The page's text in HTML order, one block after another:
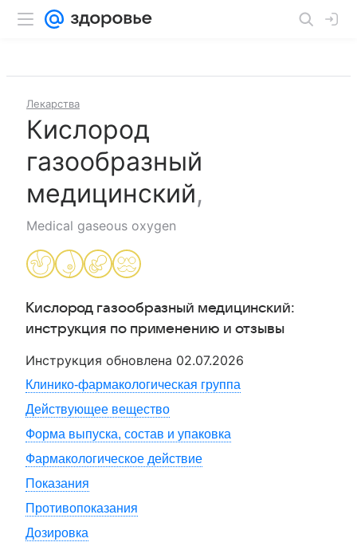
Лекарства
Кислород
газообразный
медицинский,
Medical gaseous oxygen
Кислород газообразный медицинский:
инструкция по применению и отзывы
Инструкция обновлена 02.07.2026
Клинико-фармакологическая группа
Действующее вещество
Форма выпуска, состав и упаковка
Фармакологическое действие
Показания
Противопоказания
Дозировка